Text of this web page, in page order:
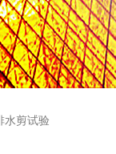
水剪试验